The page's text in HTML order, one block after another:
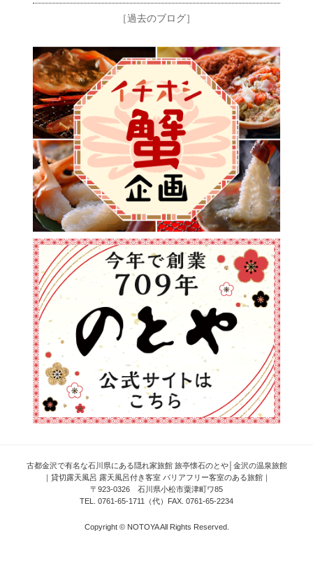
［過去のブログ］
古都金沢で有名な石川県にある隠れ家旅館 旅亭懐石のとや│金沢の温泉旅館
｜貸切露天風呂 露天風呂付き客室 バリアフリー客室のある旅館｜
〒923-0326 石川県小松市粟津町ワ85
TEL. 0761-65-1711（代）FAX. 0761-65-2234
Copyright © NOTOYA All Rights Reserved.